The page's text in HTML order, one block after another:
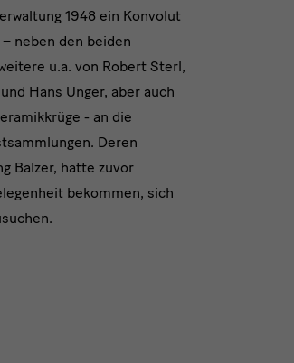
1948 ein Konvolut
neben den beiden
u.a. von Robert Sterl,
Hans Unger, aber auch
- an die
Deren
Balzer, hatte zuvor
bekommen, sich